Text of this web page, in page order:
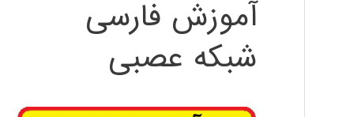
آموزش فارسی
شبکه عصبی